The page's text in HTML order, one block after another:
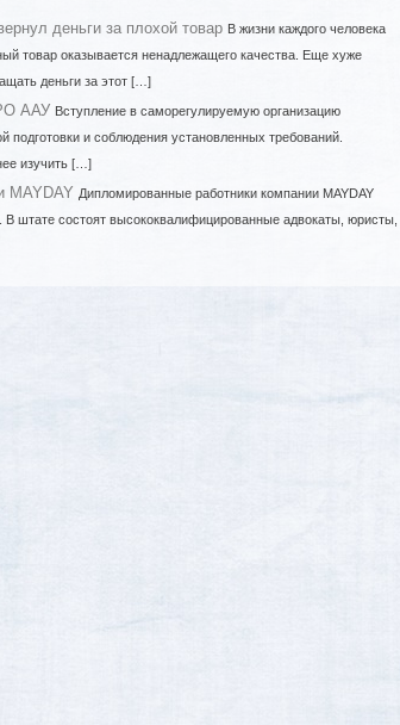
деньги за плохой товар В жизни каждого человека
товар оказывается ненадлежащего качества. Еще хуже
деньги за этот […]
ААУ Вступление в саморегулируемую организацию
и соблюдения установленных требований.
изучить […]
MAYDAY Дипломированные работники компании MAYDAY
штате состоят высококвалифицированные адвокаты, юристы,